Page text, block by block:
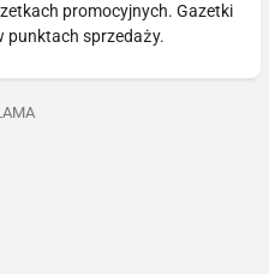
promocyjnych. Gazetki
punktach sprzedaży.